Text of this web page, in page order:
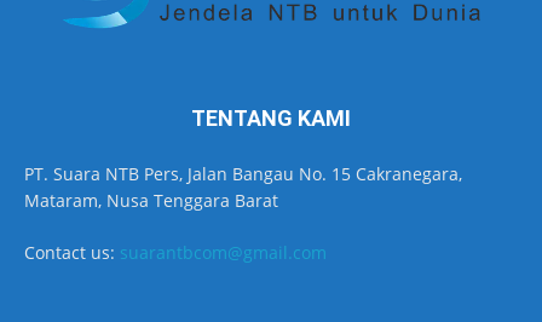
TENTANG KAMI
PT. Suara NTB Pers, Jalan Bangau No. 15 Cakranegara,
Mataram, Nusa Tenggara Barat
Contact us: suarantbcom@gmail.com